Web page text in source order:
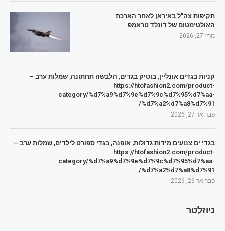
תקיפות צה"ל באיראן לאחר הארכת
האולטימטום של דונלד טראמפ
מרץ 27, 2026
קניות בגדים אונליין, בוטיק בגדים, הלבשה תחתונה, שמלות ערב –
https://htofashion2.com/product-
category/%d7%a9%d7%9e%d7%9c%d7%95%d7%aa-
%d7%a2%d7%a8%d7%91/
פברואר 27, 2026
בגדי ים צנועים מידות גדולות, אופנה, בגדי ספורט לילדים, שמלות ערב –
https://htofashion2.com/product-
category/%d7%a9%d7%9e%d7%9c%d7%95%d7%aa-
%d7%a2%d7%a8%d7%91/
פברואר 26, 2026
ניוזלטר